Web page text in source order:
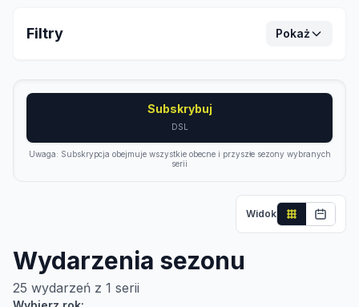
Filtry Pokaż
Subskrybuj
DSL
Uwaga: Subskrypcja obejmuje wszystkie obecne i przyszłe sezony wybranych
serii
Widok
Wydarzenia sezonu
25 wydarzeń z 1 serii